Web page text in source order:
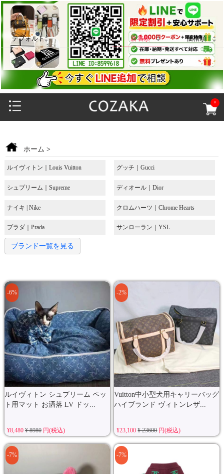
0
デフォルト 人気順 新着順 価格順
ホーム >
ルイヴィトン｜Louis Vuitton グッチ｜Gucci
シュプリーム｜Supreme ディオール｜Dior
ナイキ | Nike クロムハーツ｜Chrome Hearts
プラダ｜Prada サンローラン｜YSL
ブランド一覧を見る
ルイヴィトン シュプリーム ペッ
ト用マット お洒落 LV ドッ...
-6%
¥8,480 ¥ 8980円(税込)
Vuitton中小型犬用キャリーバッグ
ハイブランド ヴィトンレザ...
-2%
¥23,100¥ 23600円(税込)
-7% -7%